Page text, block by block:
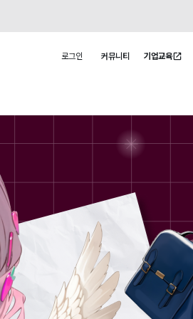
로그인 커뮤니티 기업교육